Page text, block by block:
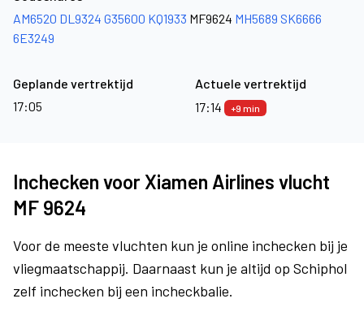
AM6520 DL9324 G35600 KQ1933 MF9624 MH5689 SK6666
6E3249
Geplande vertrektijd
17:05
Actuele vertrektijd
17:14
+9 min
Inchecken voor Xiamen Airlines vlucht
MF 9624
Voor de meeste vluchten kun je online inchecken bij je
vliegmaatschappij. Daarnaast kun je altijd op Schiphol
zelf inchecken bij een incheckbalie.